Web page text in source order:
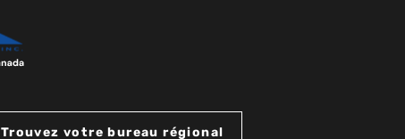
Trouvez votre bureau régional